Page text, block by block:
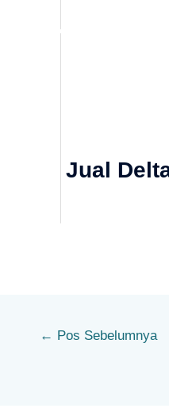
Jual
← Pos Sebelumnya